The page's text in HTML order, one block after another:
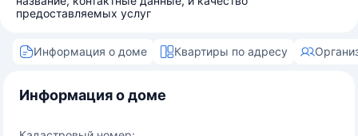
предоставляемых услуг
Информация о доме Квартиры по адресу
Информация о доме